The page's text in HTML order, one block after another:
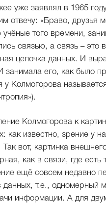
уже заявлял в 1965
отвечу: «Браво, друзья
того времени,
связью, а связь – это
цепочка данных. И
занимала его, как было
у Колмогорова
Колмогорова к
как известно, зрение у
вот, картинка
как в связи, где
ещё совсем недавно
т.е., одномерный
информации. А для